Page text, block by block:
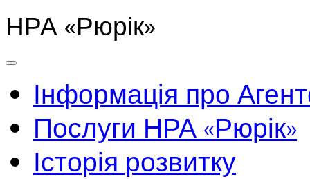
НРА «Рюрік»
Інформація про
Послуги НРА «Рюрік»
Історія розвитку